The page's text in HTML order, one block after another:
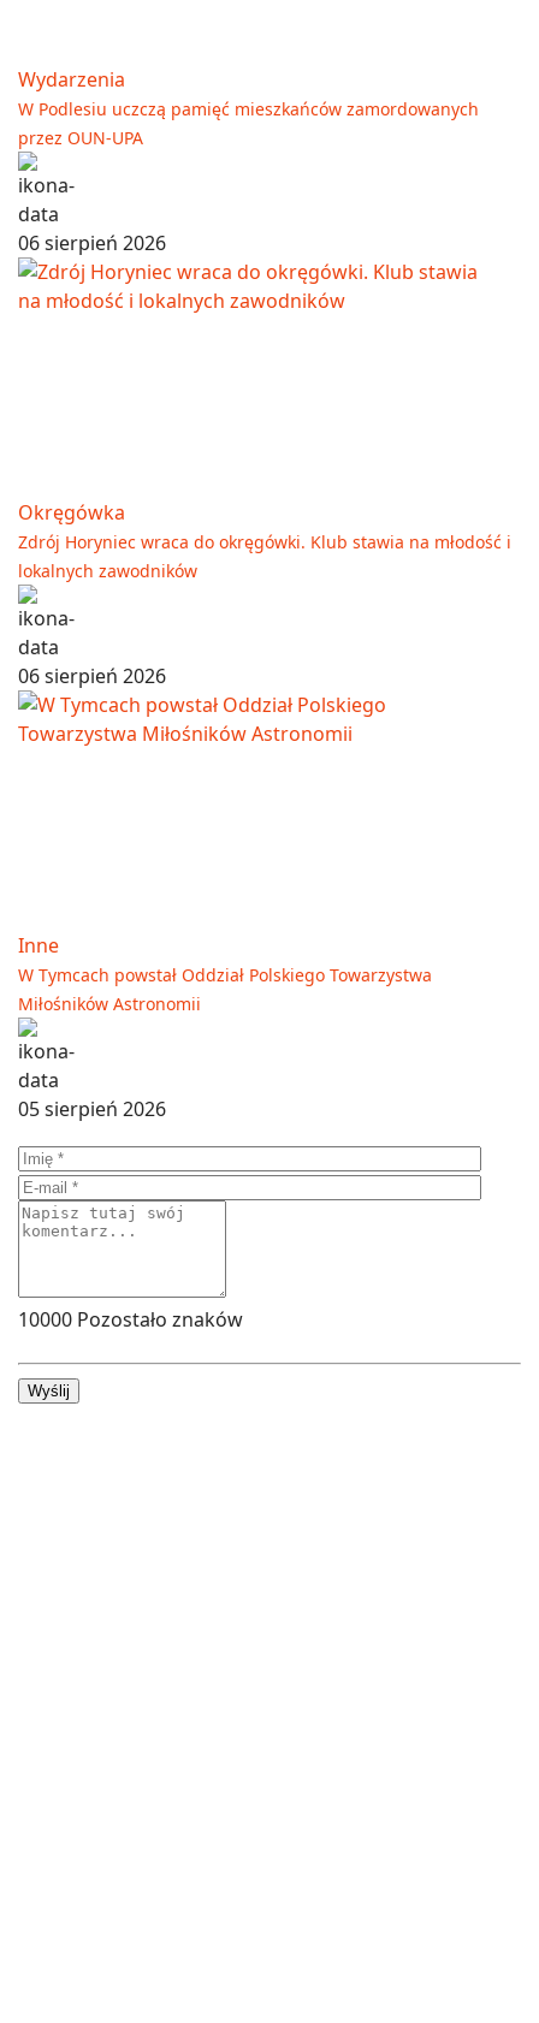
Wydarzenia
W Podlesiu uczczą pamięć mieszkańców zamordowanych
przez OUN-UPA
06 sierpień 2026
Okręgówka
Zdrój Horyniec wraca do okręgówki. Klub stawia na młodość i
lokalnych zawodników
06 sierpień 2026
Inne
W Tymcach powstał Oddział Polskiego Towarzystwa
Miłośników Astronomii
05 sierpień 2026
10000 Pozostało znaków
Wyślij